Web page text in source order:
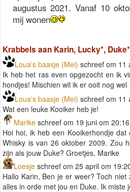
augustus 2021. Vanaf 10
mij wonen
Krabbels aan Karin, Lucky*,
Loua's baasje (Mei) schreef om 11
Ik heb het ras even opgezocht en ik
hondjes! Mischien wil ik er ooit nog wel
Loua's baasje (Mei) schreef om 11
Wat een leuke Kooiker heb je!
Marike schreef om 19 juni om 20:16
Hoi hoi, ik heb een Kooikerhondje dat
Whisky is van 26 oktober 2009. Zou
zijn als jouw Duke? Groetjes, Marike
Loesje schreef om 25 april om
Hallo Karin, Ben je er weer? Toch niet
alles in orde met jou en Duke. Ik miste